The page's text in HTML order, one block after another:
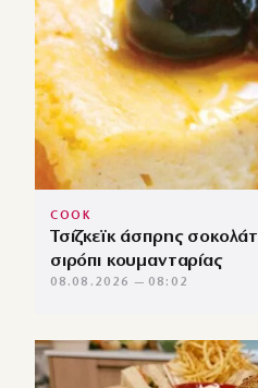
COOK
Τσίζκεϊκ άσπρης
σιρόπι κουμανταρίας
08.08.2026 — 08:02